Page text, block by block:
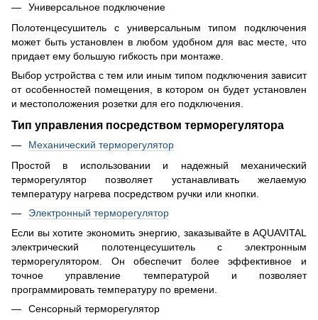
Универсальное подключение
Полотенцесушитель с универсальным типом подключения
может быть установлен в любом удобном для вас месте, что
придает ему большую гибкость при монтаже.
Выбор устройства с тем или иным типом подключения зависит
от особенностей помещения, в котором он будет установлен
и местоположения розетки для его подключения.
Тип управления посредством терморегулятора
Механический терморегулятор
Простой в использовании и надежный механический
терморегулятор позволяет устанавливать желаемую
температуру нагрева посредством ручки или кнопки.
Электронный терморегулятор
Если вы хотите экономить энергию, заказывайте в AQUAVITAL
электрический полотенцесушитель с электронным
терморегулятором. Он обеспечит более эффективное и
точное управление температурой и позволяет
программировать температуру по времени.
Сенсорный терморегулятор